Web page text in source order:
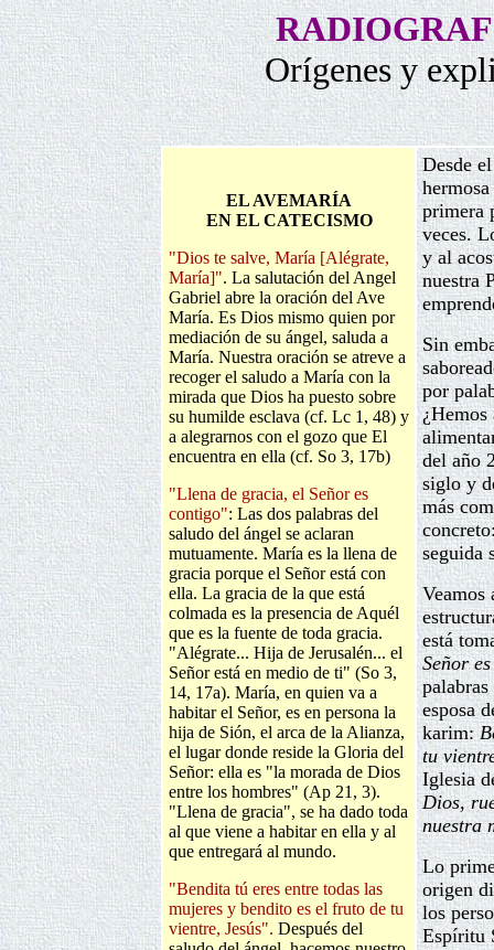
Orígenes y
EL AVEMARÍA
EN EL CATECISMO
"Dios te salve, María [Alégrate,
María]". La salutación del Angel
Gabriel abre la oración del Ave
María. Es Dios mismo quien por
mediación de su ángel, saluda a
María. Nuestra oración se atreve a
recoger el saludo a María con la
mirada que Dios ha puesto sobre
su humilde esclava (cf. Lc 1, 48) y
a alegrarnos con el gozo que El
encuentra en ella (cf. So 3, 17b)
"Llena de gracia, el Señor es
contigo": Las dos palabras del
saludo del ángel se aclaran
mutuamente. María es la llena de
gracia porque el Señor está con
ella. La gracia de la que está
colmada es la presencia de Aquél
que es la fuente de toda gracia.
"Alégrate... Hija de Jerusalén... el
Señor está en medio de ti" (So 3,
14, 17a). María, en quien va a
habitar el Señor, es en persona la
hija de Sión, el arca de la Alianza,
el lugar donde reside la Gloria del
Señor: ella es "la morada de Dios
entre los hombres" (Ap 21, 3).
"Llena de gracia", se ha dado toda
al que viene a habitar en ella y al
que entregará al mundo.
"Bendita tú eres entre todas las
mujeres y bendito es el fruto de tu
vientre, Jesús". Después del
Desde
primera
veces.
y al
nuestra
Sin
por
¿Hemos
del año
siglo y
más
seguida
Veamos
está
Señor
esposa
karim:
tu
Iglesia
Dios,
nuestra
Lo
origen
los
Espíritu